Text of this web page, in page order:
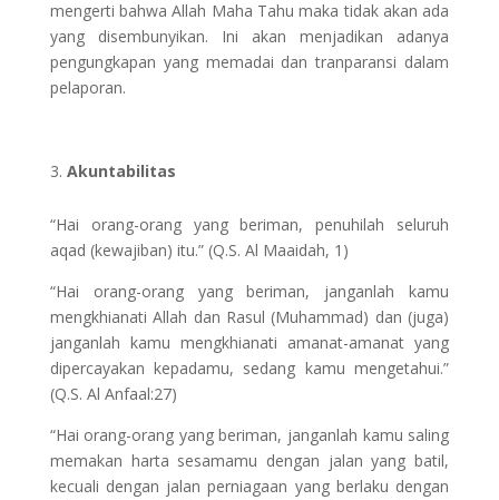
mengerti bahwa Allah Maha Tahu maka tidak akan ada
yang disembunyikan. Ini akan menjadikan adanya
pengungkapan yang memadai dan tranparansi dalam
pelaporan.
Akuntabilitas
“Hai orang-orang yang beriman, penuhilah seluruh
aqad (kewajiban) itu.” (Q.S. Al Maaidah, 1)
“Hai orang-orang yang beriman, janganlah kamu
mengkhianati Allah dan Rasul (Muhammad) dan (juga)
janganlah kamu mengkhianati amanat-amanat yang
dipercayakan kepadamu, sedang kamu mengetahui.”
(Q.S. Al Anfaal:27)
“Hai orang-orang yang beriman, janganlah kamu saling
memakan harta sesamamu dengan jalan yang batil,
kecuali dengan jalan perniagaan yang berlaku dengan